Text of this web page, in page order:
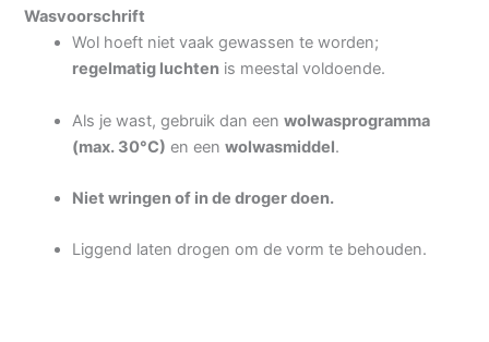
Wasvoorschrift
Wol hoeft niet vaak gewassen te worden;
regelmatig luchten is meestal voldoende.
Als je wast, gebruik dan eenwolwasprogramma
(max. 30°C) en eenwolwasmiddel.
Niet wringen of in de droger doen.
Liggend laten drogen om de vorm te behouden.